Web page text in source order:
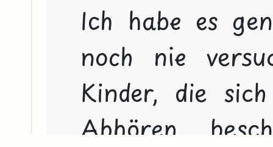
Ich habe es
noch nie
Kinder, die
Abhören